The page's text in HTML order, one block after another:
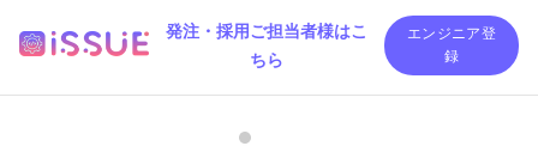
発注・採用ご担当者様はこ
ちら
エンジニア登
録